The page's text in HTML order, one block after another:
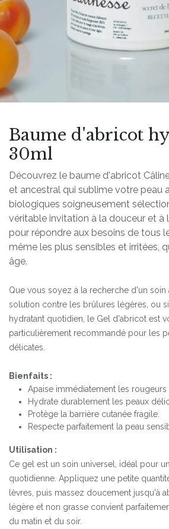
Baume d'abricot
30ml
Découvrez le baume d'abricot
et ancestral qui sublime votre peau
biologiques soigneusement
véritable invitation à la douceur et à
pour répondre aux besoins de tous
même les plus sensibles et irritées,
âge.
Que vous soyez à la recherche d'un soin
solution contre les brûlures légères, ou
hydratant quotidien, le Gel d'abricot est
particulièrement recommandé pour les
délicates.
Bienfaits :
Apaise immédiatement les rougeurs
Hydrate durablement les peaux
Protège la barrière cutanée fragile.
Respecte parfaitement la peau
Utilisation :
Ce gel est un soin universel, idéal pour
quotidienne. Appliquez une petite
lèvres, puis massez doucement jusqu'à
légère et non grasse convient
du matin et du soir.